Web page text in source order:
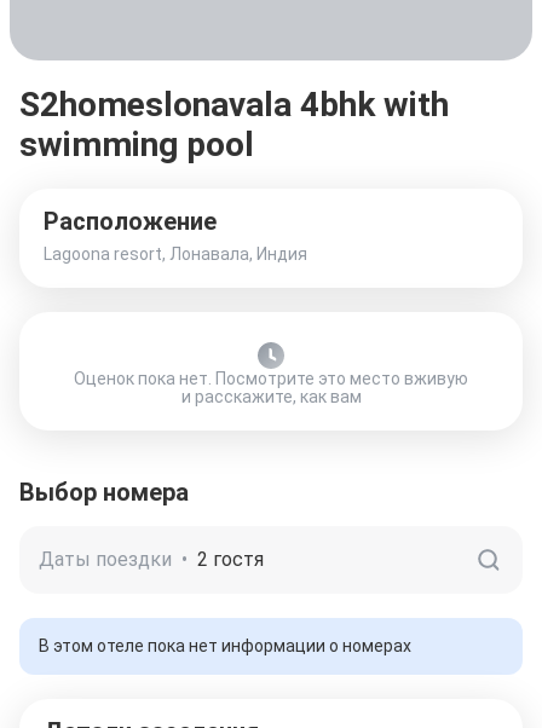
S2homeslonavala 4bhk with
swimming pool
Расположение
Lagoona resort, Лонавала, Индия
Оценок пока нет. Посмотрите это место вживую
и расскажите, как вам
Выбор номера
Даты поездки • 2 гостя
В этом отеле пока нет информации о номерах